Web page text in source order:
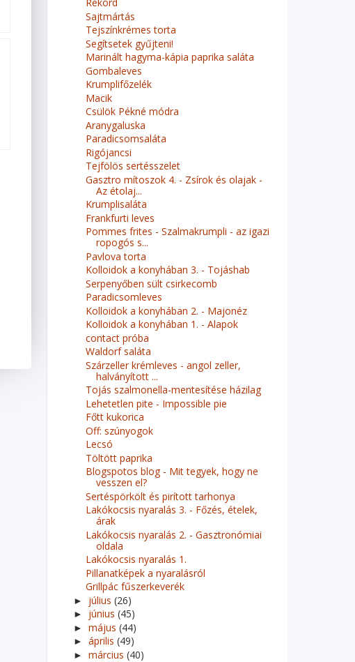
Sajtmártás
Tejszínkrémes torta
Segítsetek gyűjteni!
Marinált hagyma-kápia paprika saláta
Gombaleves
Krumplifőzelék
Macik
Csülök Pékné módra
Aranygaluska
Paradicsomsaláta
Rigójancsi
Tejfölös sertésszelet
Gasztro mítoszok 4. - Zsírok és olajak -
Az étolaj...
Krumplisaláta
Frankfurti leves
Pommes frites - Szalmakrumpli - az igazi
ropogós s...
Pavlova torta
Kolloidok a konyhában 3. - Tojáshab
Serpenyőben sült csirkecomb
Paradicsomleves
Kolloidok a konyhában 2. - Majonéz
Kolloidok a konyhában 1. - Alapok
contact próba
Waldorf saláta
Szárzeller krémleves - angol zeller,
halványított ...
Tojás szalmonella-mentesítése házilag
Lehetetlen pite - Impossible pie
Főtt kukorica
Off: szúnyogok
Lecsó
Töltött paprika
Blogspotos blog - Mit tegyek, hogy ne
vesszen el?
Sertéspörkölt és pirított tarhonya
Lakókocsis nyaralás 3. - Főzés, ételek,
árak
Lakókocsis nyaralás 2. - Gasztronómiai
oldala
Lakókocsis nyaralás 1.
Pillanatképek a nyaralásról
Grillpác fűszerkeverék
► július (26)
► június (45)
► május (44)
► április (49)
► március (40)